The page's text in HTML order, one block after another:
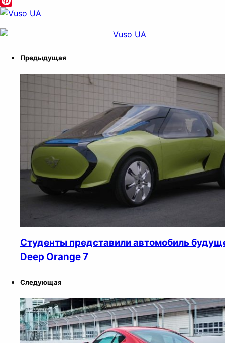
Pinterest
Предыдущая
Студенты представили автомобиль
Deep Orange 7
Следующая